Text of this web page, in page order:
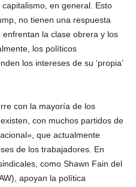
en general. Esto
no tienen una respuesta
la clase obrera y los
los políticos
los intereses de su ‘propia’
con la mayoría de los
con muchos partidos de
que actualmente
de los trabajadores. En
como Shawn Fain del
apoyan la política